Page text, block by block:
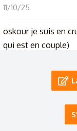
11/10/25
oskour je suis en
qui est en couple)
Qui a un crush ou
C'est qui votre